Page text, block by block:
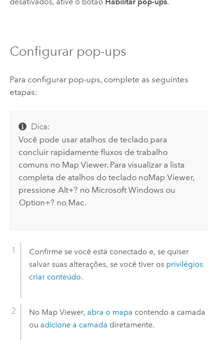
desativados, ative o botão Habilitar pop-ups.
Configurar pop-ups
Para configurar pop-ups, complete as seguintes
etapas:
Dica:
Você pode usar atalhos de teclado para
concluir rapidamente fluxos de trabalho
comuns no Map Viewer. Para visualizar a lista
completa de atalhos do teclado noMap Viewer,
pressione Alt+? no Microsoft Windows ou
Option+? no Mac.
Confirme se você está conectado e, se quiser
salvar suas alterações, se você tiver os privilégios
criar conteúdo.
No Map Viewer, abra o mapa contendo a camada
ou adicione a camada diretamente.